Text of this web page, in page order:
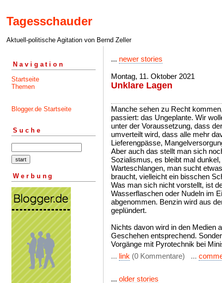
Tagesschauder
Aktuell-politische Agitation von Bernd Zeller
Navigation
Startseite
Themen
Blogger.de Startseite
Suche
Werbung
... newer stories
Montag, 11. Oktober 2021
Unklare Lagen
Manche sehen zu Recht
passiert: das Ungeplante. Wir
unter der Voraussetzung, dass
umverteilt wird, dass alle mehr
Lieferengpässe,
Aber auch das stellt man sich
Sozialismus, es bleibt mal
Warteschlangen, man sucht
braucht, vielleicht ein bisschen
Was man sich nicht vorstellt, ist
Wasserflaschen oder Nudeln im
abgenommen. Benzin wird aus
geplündert.
Nichts davon wird in den Medien
Geschehen entsprechend.
Vorgänge mit Pyrotechnik bei
... link (0 Kommentare) ...
... older stories